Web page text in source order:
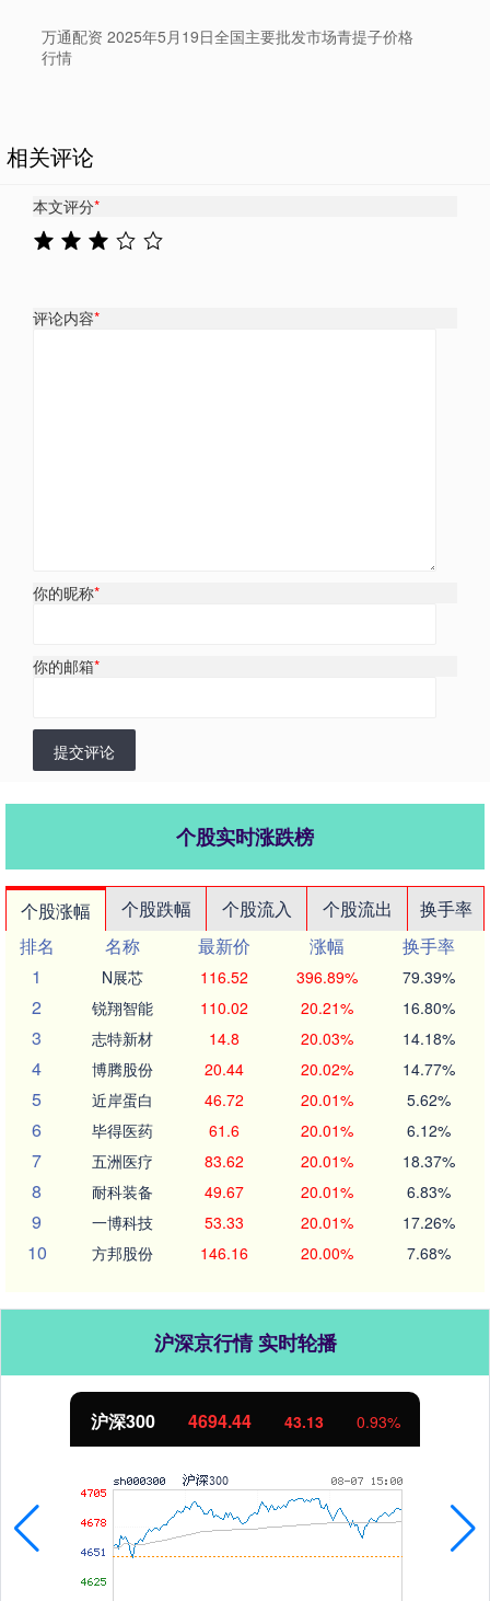
万通配资 2025年5月19日全国主要批发市场青提子价格
行情
相关评论
本文评分*
评论内容*
你的昵称*
你的邮箱*
提交评论
个股实时涨跌榜
个股涨幅 个股跌幅 个股流入 个股流出
换手率
排名
名称 最新价 涨幅
换手率
1
N展芯 116.52 396.89% 79.39%
2 锐翔智能 110.02 20.21% 16.80%
3 志特新材 14.8 20.03% 14.18%
4 博腾股份 20.44 20.02% 14.77%
5 近岸蛋白 46.72 20.01% 5.62%
6 毕得医药 61.6 20.01% 6.12%
7 五洲医疗 83.62 20.01% 18.37%
8 耐科装备 49.67 20.01% 6.83%
9 一博科技 53.33 20.01% 17.26%
10 方邦股份 146.16 20.00% 7.68%
沪深京行情 实时轮播
0.93% 北证50 1134.24